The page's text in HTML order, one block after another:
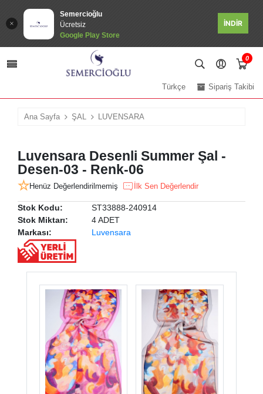
Semercioğlu
Ücretsiz
Google Play Store
İNDİR
0
Sipariş Takibi
Türkçe
Ana Sayfa ŞAL LUVENSARA
Luvensara Desenli Summer Şal -
Desen-03 - Renk-06
Henüz Değerlendirilmemiş İlk Sen Değerlendir
Stok Kodu:
ST33888-240914
Stok Miktarı:
4 ADET
Markası:
Luvensara